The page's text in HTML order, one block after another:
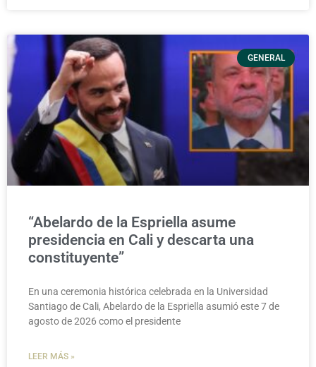
GENERAL
“Abelardo de la Espriella asume
presidencia en Cali y descarta una
constituyente”
En una ceremonia histórica celebrada en la Universidad
Santiago de Cali, Abelardo de la Espriella asumió este 7 de
agosto de 2026 como el presidente
LEER MÁS »